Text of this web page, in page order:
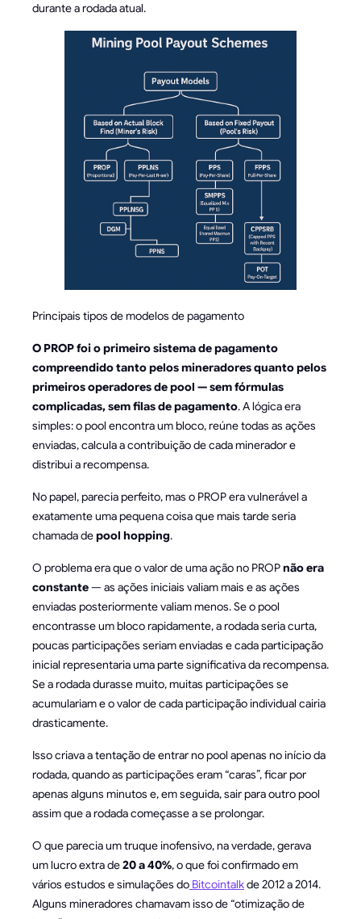
durante a rodada atual.
Principais tipos de modelos de pagamento
O PROP foi o primeiro sistema de pagamento
compreendido tanto pelos mineradores quanto pelos
primeiros operadores de pool — sem fórmulas
complicadas, sem filas de pagamento. A lógica era
simples: o pool encontra um bloco, reúne todas as ações
enviadas, calcula a contribuição de cada minerador e
distribui a recompensa.
No papel, parecia perfeito, mas o PROP era vulnerável a
exatamente uma pequena coisa que mais tarde seria
chamada depool hopping.
O problema era que o valor de uma ação no PROPnão era
constante— as ações iniciais valiam mais e as ações
enviadas posteriormente valiam menos. Se o pool
encontrasse um bloco rapidamente, a rodada seria curta,
poucas participações seriam enviadas e cada participação
inicial representaria uma parte significativa da recompensa.
Se a rodada durasse muito, muitas participações se
acumulariam e o valor de cada participação individual cairia
drasticamente.
Isso criava a tentação de entrar no pool apenas no início da
rodada, quando as participações eram “caras”, ficar por
apenas alguns minutos e, em seguida, sair para outro pool
assim que a rodada começasse a se prolongar.
O que parecia um truque inofensivo, na verdade, gerava
um lucro extra de20 a 40%, o que foi confirmado em
vários estudos e simulações do Bitcointalkde 2012 a 2014.
Alguns mineradores chamavam isso de “otimização de